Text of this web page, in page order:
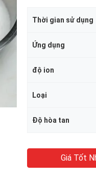
Thời gian sử dụng
Ứng dụng
độ ion
Loại
Độ hòa tan
Giá Tốt